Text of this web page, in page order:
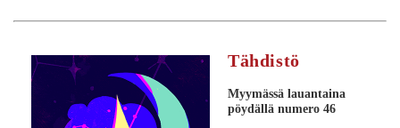
Tähdistö
Myymässä lauantaina
pöydällä numero 46